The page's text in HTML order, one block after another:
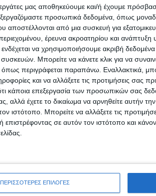
μας αποθηκεύουμε και/ή έχουμε
προσωπικά δεδομένα, όπως
αποστέλλονται από μια συσκευή για
έρευνα ακροατηρίου και ανάπτυξη
να χρησιμοποιήσουμε ακριβή
Μπορείτε να κάνετε κλικ για να
όπως περιγράφεται παραπάνω. Εναλλακτικά,
και να αλλάξετε τις προτιμήσεις σας
κάποια επεξεργασία των προσωπικών σας
αλλά έχετε το δικαίωμα να αρνηθείτε αυτήν
ιστότοπο. Μπορείτε να αλλάξετε τις
επιστρέφοντας σε αυτόν τον ιστότοπο και
ΠΕΡΙΣΣΟΤΕΡΕΣ ΕΠΙΛΟΓΕΣ